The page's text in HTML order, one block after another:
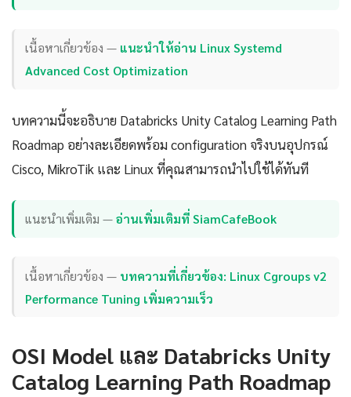
เนื้อหาเกี่ยวข้อง — แนะนำให้อ่าน Linux Systemd
Advanced Cost Optimization
บทความนี้จะอธิบาย Databricks Unity Catalog Learning Path
Roadmap อย่างละเอียดพร้อม configuration จริงบนอุปกรณ์
Cisco, MikroTik และ Linux ที่คุณสามารถนำไปใช้ได้ทันที
แนะนำเพิ่มเติม —อ่านเพิ่มเติมที่ SiamCafeBook
เนื้อหาเกี่ยวข้อง — บทความที่เกี่ยวข้อง: Linux Cgroups v2
Performance Tuning เพิ่มความเร็ว
OSI Model และ Databricks Unity
Catalog Learning Path Roadmap